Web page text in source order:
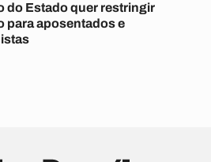
do Estado quer restringir
para aposentados e